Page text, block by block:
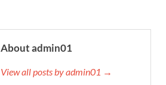
About admin01
View all posts by admin01 →